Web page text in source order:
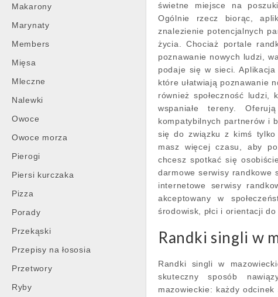
Makarony
Marynaty
Members
Mięsa
Mleczne
Nalewki
Owoce
Owoce morza
Pierogi
Piersi kurczaka
Pizza
Porady
Przekąski
Przepisy na łososia
Przetwory
Ryby
świetne miejsce na
Ogólnie rzecz biorąc,
znalezienie potencjalnych
życia. Chociaż portale
poznawanie nowych ludzi,
podaje się w sieci.
które ułatwiają poznawanie
również społeczność
wspaniałe tereny.
kompatybilnych partnerów i
się do związku z kimś
masz więcej czasu, aby
chcesz spotkać się
darmowe serwisy randkowe
internetowe serwisy
akceptowany w
środowisk, płci i orientacji
Randki singli w
Randki singli w
skuteczny sposób
mazowieckie: każdy